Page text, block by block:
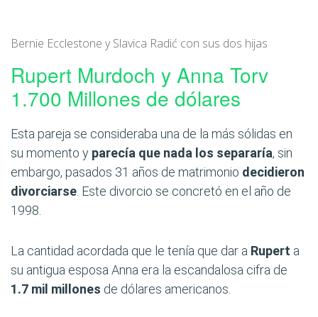
Bernie Ecclestone y Slavica Radić con sus dos hijas
Rupert Murdoch y Anna Torv
1.700 Millones de dólares
Esta pareja se consideraba una de la más sólidas en
su momento y parecía que nada los separaría, sin
embargo, pasados 31 años de matrimonio decidieron
divorciarse . Este divorcio se concretó en el año de
1998.
La cantidad acordada que le tenía que dar a Rupert a
su antigua esposa Anna era la escandalosa cifra de
1.7 mil millones de dólares americanos.